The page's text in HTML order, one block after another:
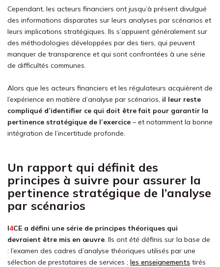
Cependant, les acteurs financiers ont jusqu’à présent divulgué
des informations disparates sur leurs analyses par scénarios et
leurs implications stratégiques. Ils s’appuient généralement sur
des méthodologies développées par des tiers, qui peuvent
manquer de transparence et qui sont confrontées à une série
de difficultés communes.
Alors que les acteurs financiers et les régulateurs acquièrent de
l’expérience en matière d’analyse par scénarios, il leur reste
compliqué d’identifier ce qui doit être fait pour garantir la
pertinence stratégique de l’exercice – et notamment la bonne
intégration de l’incertitude profonde.
Un rapport qui définit des
principes à suivre pour assurer la
pertinence stratégique de l’analyse
par scénarios
I4CE a défini une série de principes théoriques qui
devraient être mis en œuvre. Ils ont été définis sur la base de
: l’examen des cadres d’analyse théoriques utilisés par une
sélection de prestataires de services ; les enseignements tirés